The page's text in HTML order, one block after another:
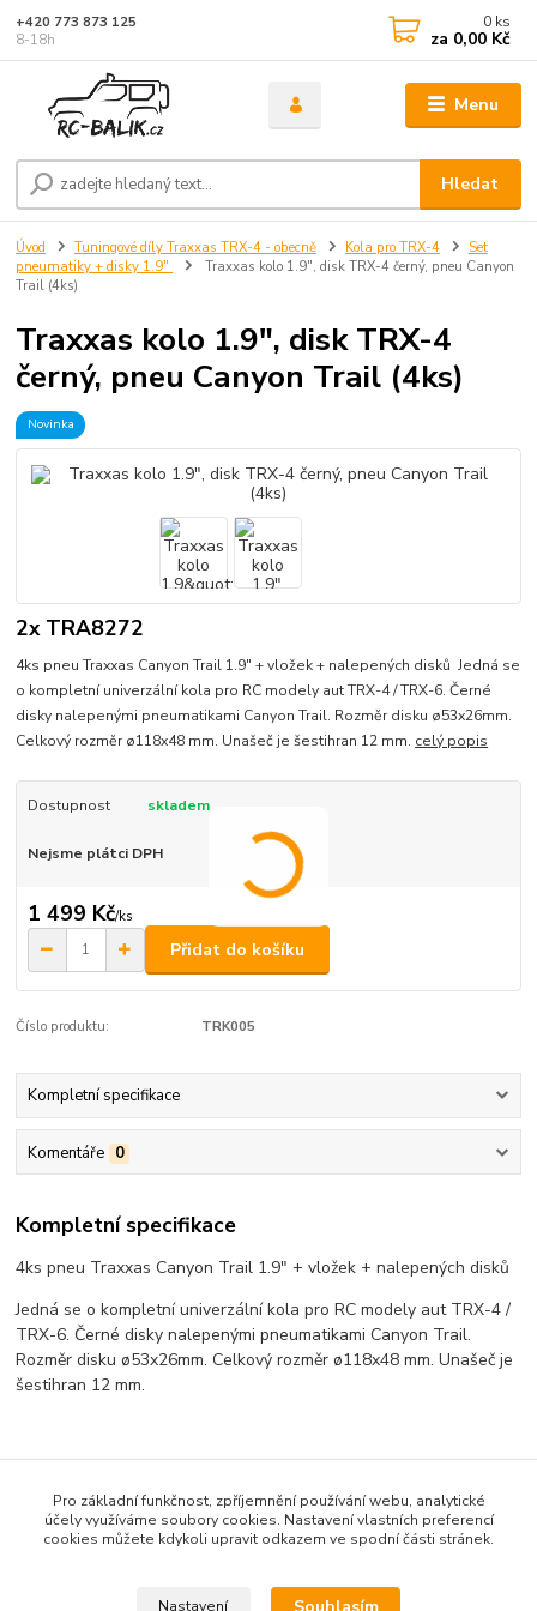
Menu
Hledat
+420 773 873 125
8-18h
0 ks
za 0,00 Kč
Úvod Tuningové díly Traxxas TRX-4 - obecně Kola pro TRX-4
Set
pneumatiky + disky 1.9"
Traxxas kolo 1.9", disk TRX-4 černý, pneu Canyon
Trail (4ks)
Traxxas kolo 1.9", disk TRX-4
černý, pneu Canyon Trail (4ks)
Novinka
2x TRA8272
4ks pneu Traxxas Canyon Trail 1.9" + vložek + nalepených disků Jedná se
o kompletní univerzální kola pro RC modely aut TRX-4 / TRX-6. Černé
disky nalepenými pneumatikami Canyon Trail. Rozměr disku ø53x26mm.
Celkový rozměr ø118x48 mm. Unašeč je šestihran 12 mm. celý popis
Dostupnost skladem
Nejsme plátci DPH
1 499 Kč/ks
Přidat do košíku
Číslo produktu: TRK005
Kompletní specifikace
Komentáře 0
Kompletní specifikace
4ks pneu Traxxas Canyon Trail 1.9" + vložek + nalepených disků
Jedná se o kompletní univerzální kola pro RC modely aut TRX-4 /
TRX-6. Černé disky nalepenými pneumatikami Canyon Trail.
Rozměr disku ø53x26mm. Celkový rozměr ø118x48 mm. Unašeč je
šestihran 12 mm.
Zboží zařazeno v kategoriích
Set pneumatiky + disky 1.9"
Pro základní funkčnost, zpříjemnění používání webu, analytické
účely využíváme soubory cookies. Nastavení vlastních preferencí
cookies můžete kdykoli upravit odkazem ve spodní části stránek.
Nastavení